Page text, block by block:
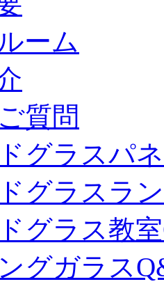
ーム
質問
グラスパ
グラスラ
グラス教
グガラス